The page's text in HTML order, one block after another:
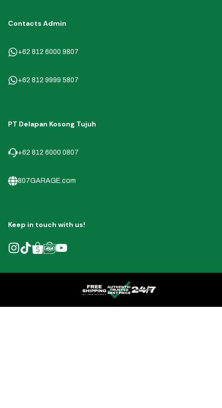
Contacts Admin
+62 812 6000 9807
+62 812 9999 5807
PT Delapan Kosong Tujuh
+62 812 6000 0807
807GARAGE.com
Keep in touch with us!